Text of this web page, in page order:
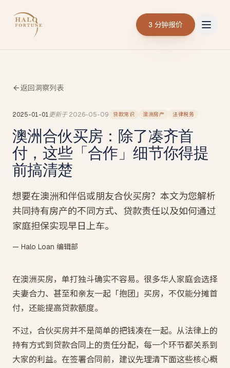
3 分钟报价
返回洞察列表
2025-01-01更新于 2026-05-09 贷款常识 澳洲房产 法律税务
澳洲合伙买房：除了凑齐首
付，这些「合作」细节你得提
前搞清楚
想要在澳洲和伴侣或朋友合伙买房？本文为您解析
共同持有房产的不同方式、贷款责任以及如何通过
家庭担保实现早日上车。
— Halo Loan 编辑部
在澳洲买房，单打独斗确实不容易。很多华人家庭会选择
夫妻合力、甚至和亲友一起「抱团」买房，不仅能分摊首
付，还能提高贷款额度。
不过，合伙买房并不是简单的把钱凑在一起。从法律上的
持有方式到贷款合同上的责任分配，每一个环节都关系到
大家的利益。在签署合同前，建议先理清下面这些核心概